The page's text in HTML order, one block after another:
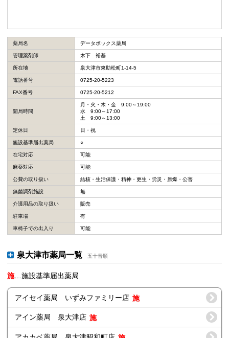
薬局名 データボックス薬局
管理薬剤師 木下 裕基
所在地 泉大津市東助松町1-14-5
電話番号 0725-20-5223
FAX番号 0725-20-5212
開局時間
月・火・木・金 9:00～19:00
水 9:00～17:00
土 9:00～13:00
定休日 日・祝
施設基準届出薬局 ○
在宅対応 可能
麻薬対応 可能
公費の取り扱い 結核・生活保護・精神・更生・労災・原爆・公害
無菌調剤施設 無
介護用品の取り扱い 販売
駐車場 有
車椅子での出入り 可能
泉大津市薬局一覧 五十音順
施…施設基準届出薬局
アイセイ薬局 いずみファミリー店
アイン薬局 泉大津店